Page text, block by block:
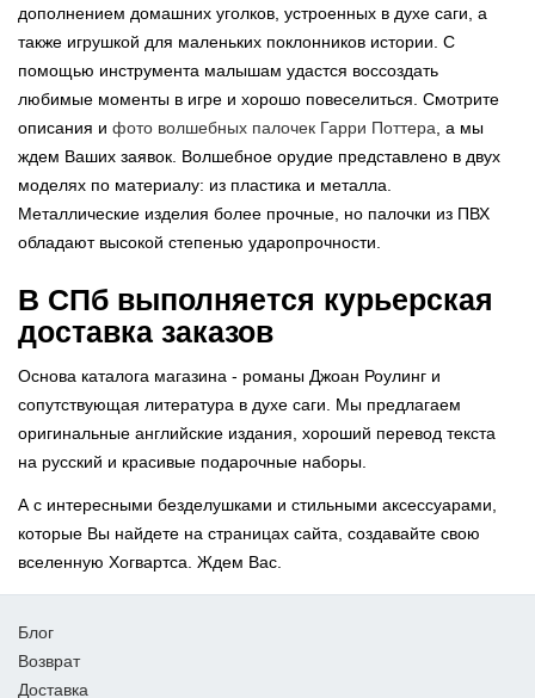
дополнением домашних уголков, устроенных в духе саги, а
также игрушкой для маленьких поклонников истории. С
помощью инструмента малышам удастся воссоздать
любимые моменты в игре и хорошо повеселиться. Смотрите
описания и фото волшебных палочек Гарри Поттера , а мы
ждем Ваших заявок. Волшебное орудие представлено в двух
моделях по материалу: из пластика и металла.
Металлические изделия более прочные, но палочки из ПВХ
обладают высокой степенью ударопрочности.
В СПб выполняется курьерская
доставка заказов
Основа каталога магазина - романы Джоан Роулинг и
сопутствующая литература в духе саги. Мы предлагаем
оригинальные английские издания, хороший перевод текста
на русский и красивые подарочные наборы.
А с интересными безделушками и стильными аксессуарами,
которые Вы найдете на страницах сайта, создавайте свою
вселенную Хогвартса. Ждем Вас.
Блог
Возврат
Доставка